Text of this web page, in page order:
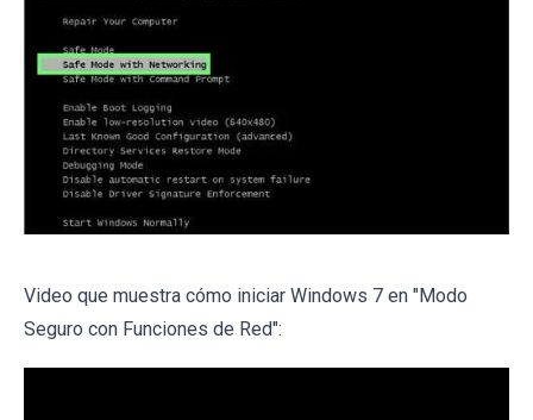
Video que muestra cómo iniciar Windows 7 en "Modo
Seguro con Funciones de Red":